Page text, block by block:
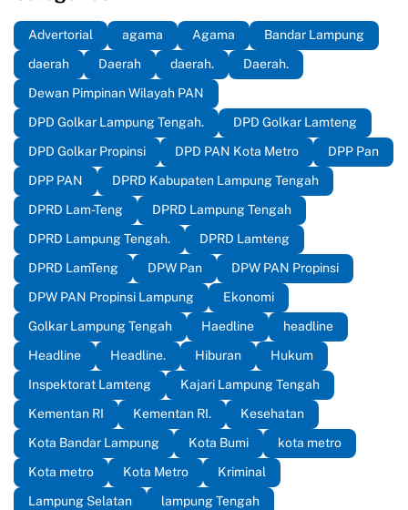
Advertorial agama Agama
Bandar Lampung
daerah
Daerah daerah.
Daerah.
Dewan Pimpinan Wilayah PAN
DPD Golkar Lampung Tengah.
DPD Golkar Lamteng
DPD Golkar Propinsi
DPD PAN Kota Metro
DPP Pan
DPP PAN
DPRD Kabupaten Lampung Tengah
DPRD Lam-Teng
DPRD Lampung Tengah
DPRD Lampung Tengah.
DPRD Lamteng
DPRD LamTeng
DPW Pan
DPW PAN Propinsi
DPW PAN Propinsi Lampung
Ekonomi
Golkar Lampung Tengah
Haedline
headline
Headline
Headline. Hiburan
Hukum
Inspektorat Lamteng
Kajari Lampung Tengah
Kementan RI
Kementan RI.
Kesehatan
Kota Bandar Lampung
Kota Bumi
kota metro
Kota metro
Kota Metro
Kriminal
Lampung Selatan
lampung Tengah